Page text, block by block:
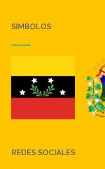
SIMBOLOS
REDES SOCIALES